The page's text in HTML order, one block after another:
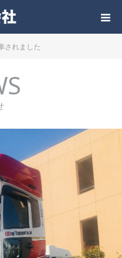
されました